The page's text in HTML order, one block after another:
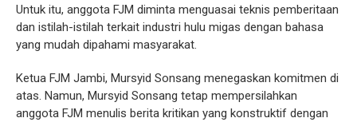
Untuk itu, anggota FJM diminta menguasai teknis pemberitaan
dan istilah-istilah terkait industri hulu migas dengan bahasa
yang mudah dipahami masyarakat.
Ketua FJM Jambi, Mursyid Sonsang menegaskan komitmen di
atas. Namun, Mursyid Sonsang tetap mempersilahkan
anggota FJM menulis berita kritikan yang konstruktif dengan